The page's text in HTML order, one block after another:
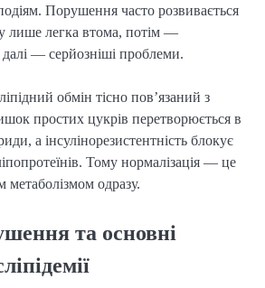
Порушення часто розвивається
лише легка втома, потім —
— серйозніші проблеми.
обмін тісно пов’язаний з
простих цукрів перетворюється в
а інсулінорезистентність блокує
Тому нормалізація — це
метаболізмом одразу.
та основні